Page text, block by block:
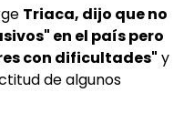
Triaca, dijo que no
en el país pero
con dificultades" y
de algunos